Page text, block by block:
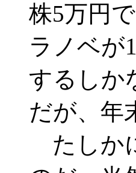
株5万円
ラノベが
するしか
だが、年
たしか